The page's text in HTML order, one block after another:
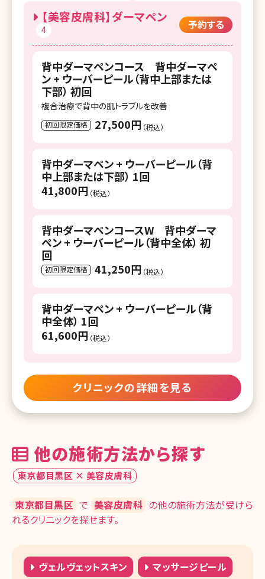
湘南美容クリニック 福山院
湘南美容クリニック 下関院
湘南美容クリニック 高松院
湘南美容クリニック 松山院
湘南美容クリニック 高知院
湘南美容クリニック 福岡院
湘南美容皮フ科 福岡天神院
湘南美容クリニック 小倉院
湘南美容クリニック 久留米院
湘南美容クリニック 長崎院
湘南美容クリニック 熊本院
湘南美容クリニック 大分院
湘南美容クリニック 鹿児島中央院
湘南美容皮フ科 鹿児島院
【美容皮膚科】ダーマペン
4 予約する
背中ダーマペンコース 背中ダーマペ
ン + ウーバーピール（背中上部または
下部） 初回
複合治療で背中の肌トラブルを改善
初回限定価格 27,500円 （税込）
背中ダーマペン + ウーバーピール（背
中上部または下部） 1回
41,800円 （税込）
背中ダーマペンコースW 背中ダーマ
ペン + ウーバーピール（背中全体） 初
回
初回限定価格 41,250円 （税込）
背中ダーマペン + ウーバーピール（背
中全体） 1回
61,600円 （税込）
クリニックの詳細を見る
他の施術方法から探す
東京都目黒区 × 美容皮膚科
東京都目黒区 で 美容皮膚科 の他の施術方法が受けら
れるクリニックを探せます。
ヴェルヴェットスキン
マッサージピール